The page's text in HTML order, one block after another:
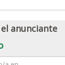
anunciante